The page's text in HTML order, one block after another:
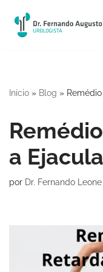
Pular
Início » Blog »
a
por Dr. Fernando Leone